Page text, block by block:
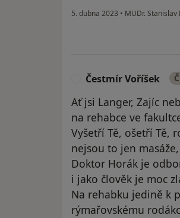
5. dubna 2023 • MUDr. Stanislav
Čestmír Voříšek
Ať jsi Langer, Zajíc
na rehabce ve
Vyšetří Tě, ošetří Tě,
nejsou to jen
Doktor Horák je
i jako člověk je moc
Na rehabku jedině k
rýmařovskému